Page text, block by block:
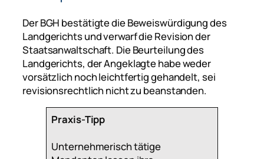
Der BGH bestätigte die Beweiswürdigung des
Landgerichts und verwarf die Revision der
Staatsanwaltschaft. Die Beurteilung des
Landgerichts, der Angeklagte habe weder
vorsätzlich noch leichtfertig gehandelt, sei
revisionsrechtlich nicht zu beanstanden.
Praxis-Tipp
Unternehmerisch tätige